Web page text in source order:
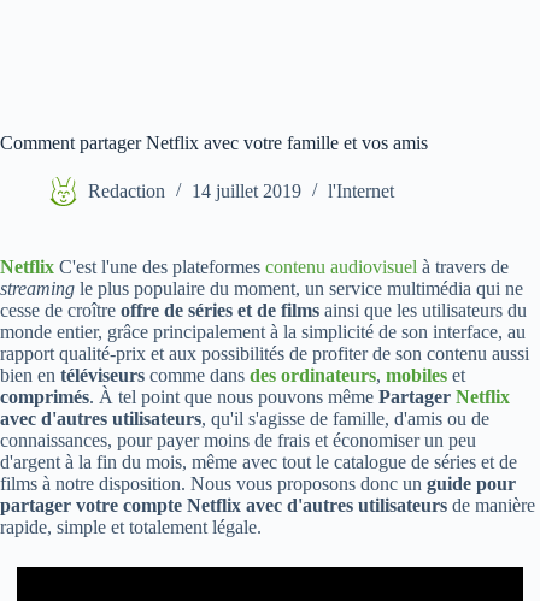
Comment partager Netflix avec votre famille et vos amis
Redaction 14 juillet 2019 l'Internet
Netflix C'est l'une des plateformes contenu audiovisuel à travers de
streaming le plus populaire du moment, un service multimédia qui ne
cesse de croître offre de séries et de films ainsi que les utilisateurs du
monde entier, grâce principalement à la simplicité de son interface, au
rapport qualité-prix et aux possibilités de profiter de son contenu aussi
bien en téléviseurs comme dans des ordinateurs, mobiles et
comprimés. À tel point que nous pouvons même Partager Netflix
avec d'autres utilisateurs, qu'il s'agisse de famille, d'amis ou de
connaissances, pour payer moins de frais et économiser un peu
d'argent à la fin du mois, même avec tout le catalogue de séries et de
films à notre disposition. Nous vous proposons donc un guide pour
partager votre compte Netflix avec d'autres utilisateurs de manière
rapide, simple et totalement légale.